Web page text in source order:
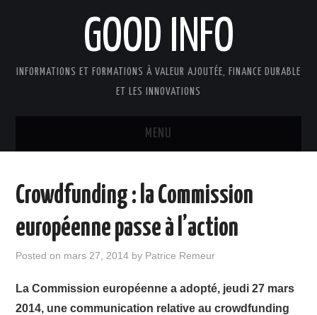
GOOD INFO
INFORMATIONS ET FORMATIONS À VALEUR AJOUTÉE, FINANCE DURABLE
ET LES INNOVATIONS
MENU
GOOD INFO DANS LA PRESSE
BOUTIQUE FORMATION ETUDES
Crowdfunding : la Commission
européenne passe à l’action
Posted on mars 27, 2014 by Patrice Remeur
La Commission européenne a adopté, jeudi 27 mars
2014, une communication relative au crowdfunding